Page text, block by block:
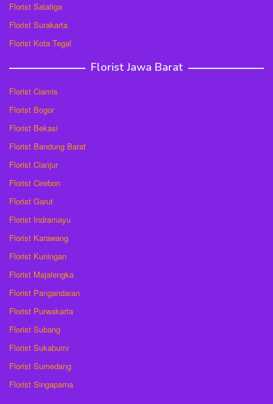
Florist Salatiga
Florist Surakarta
Florist Kota Tegal
Florist Jawa Barat
Florist Ciamis
Florist Bogor
Florist Bekasi
Florist Bandung Barat
Florist Cianjur
Florist Cirebon
Florist Garut
Florist Indramayu
Florist Karawang
Florist Kuningan
Florist Majalengka
Florist Pangandaran
Florist Purwakarta
Florist Subang
Florist Sukabumi
Florist Sumedang
Florist Singaparna